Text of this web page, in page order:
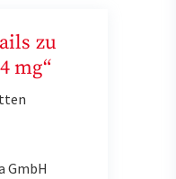
zu
mg“
GmbH